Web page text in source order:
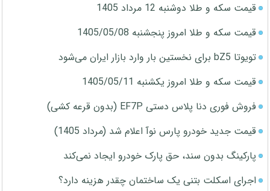
قیمت سکه و طلا دوشنبه 12 مرداد 1405
قیمت سکه و طلا امروز پنجشنبه 1405/05/08
تویوتا bZ5 برای نخستین بار وارد بازار ایران می‌شود
قیمت سکه و طلا امروز یکشنبه 1405/05/11
فروش فوری دنا پلاس دستی EF7P (بدون قرعه کشی)
قیمت جدید خودرو پارس نوآ اعلام شد (مرداد 1405)
پارکینگ بدون سند، حق پارک خودرو ایجاد نمی‌کند
اجرای اسکلت بتنی یک ساختمان چقدر هزینه دارد؟